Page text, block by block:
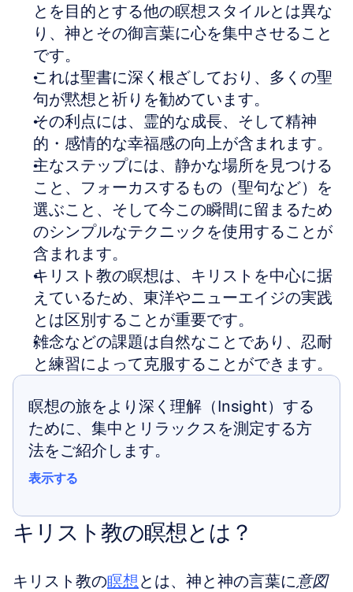
とを目的とする他の瞑想スタイルとは異な
り、神とその御言葉に心を集中させること
です。
これは聖書に深く根ざしており、多くの聖
句が黙想と祈りを勧めています。
その利点には、霊的な成長、そして精神
的・感情的な幸福感の向上が含まれます。
主なステップには、静かな場所を見つける
こと、フォーカスするもの（聖句など）を
選ぶこと、そして今この瞬間に留まるため
のシンプルなテクニックを使用することが
含まれます。
キリスト教の瞑想は、キリストを中心に据
えているため、東洋やニューエイジの実践
とは区別することが重要です。
雑念などの課題は自然なことであり、忍耐
と練習によって克服することができます。
瞑想の旅をより深く理解（Insight）する
ために、集中とリラックスを測定する方
法をご紹介します。
表示する
キリスト教の瞑想とは？
キリスト教の瞑想とは、神と神の言葉に意図